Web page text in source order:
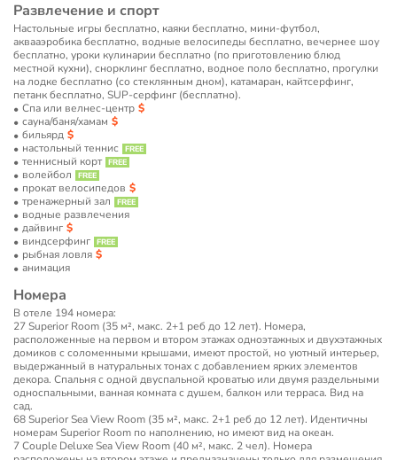
Развлечение и спорт
Настольные игры бесплатно, каяки бесплатно, мини-футбол,
аквааэробика бесплатно, водные велосипеды бесплатно, вечернее шоу
бесплатно, уроки кулинарии бесплатно (по приготовлению блюд
местной кухни), снорклинг бесплатно, водное поло бесплатно, прогулки
на лодке бесплатно (со стеклянным дном), катамаран, кайтсерфинг,
петанк бесплатно, SUP-серфинг (бесплатно).
Спа или велнес-центр
сауна/баня/хамам
бильярд
настольный теннис
теннисный корт
волейбол
прокат велосипедов
тренажерный зал
водные развлечения
дайвинг
виндсерфинг
рыбная ловля
анимация
Номера
В отеле 194 номера:
27 Superior Room (35 м², макс. 2+1 реб до 12 лет). Номера,
расположенные на первом и втором этажах одноэтажных и двухэтажных
домиков с соломенными крышами, имеют простой, но уютный интерьер,
выдержанный в натуральных тонах с добавлением ярких элементов
декора. Спальня с одной двуспальной кроватью или двумя раздельными
односпальными, ванная комната с душем, балкон или терраса. Вид на
сад.
68 Superior Sea View Room (35 м², макс. 2+1 реб до 12 лет). Идентичны
номерам Superior Room по наполнению, но имеют вид на океан.
7 Couple Deluxe Sea View Room (40 м², макс. 2 чел). Номера